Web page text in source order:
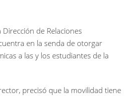
Dirección de Relaciones
en la senda de otorgar
a las y los estudiantes de la
precisó que la movilidad tiene